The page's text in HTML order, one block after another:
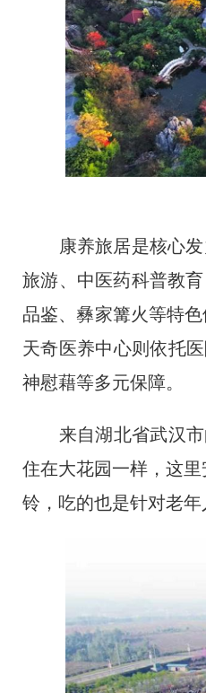
康养旅居是核心发
旅游、中医药科普教
品鉴、彝家篝火等特
天奇医养中心则依托
神慰藉等多元保障。
来自湖北省武汉市
住在大花园一样，这
铃，吃的也是针对老年